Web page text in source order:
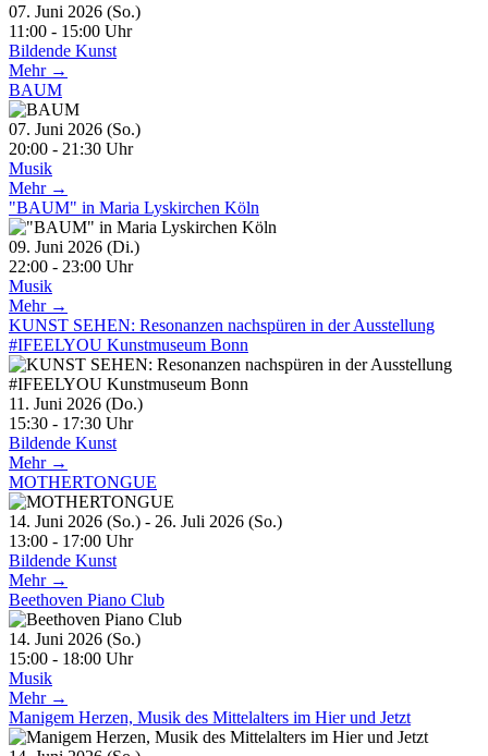
07. Juni 2026 (So.)
11:00 - 15:00 Uhr
Bildende Kunst
Mehr →
BAUM
07. Juni 2026 (So.)
20:00 - 21:30 Uhr
Musik
Mehr →
"BAUM" in Maria Lyskirchen Köln
09. Juni 2026 (Di.)
22:00 - 23:00 Uhr
Musik
Mehr →
KUNST SEHEN: Resonanzen nachspüren in der Ausstellung
#IFEELYOU Kunstmuseum Bonn
11. Juni 2026 (Do.)
15:30 - 17:30 Uhr
Bildende Kunst
Mehr →
MOTHERTONGUE
14. Juni 2026 (So.) - 26. Juli 2026 (So.)
13:00 - 17:00 Uhr
Bildende Kunst
Mehr →
Beethoven Piano Club
14. Juni 2026 (So.)
15:00 - 18:00 Uhr
Musik
Mehr →
Manigem Herzen, Musik des Mittelalters im Hier und Jetzt